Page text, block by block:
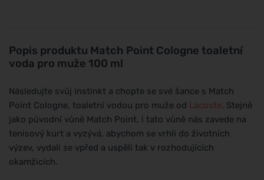
Popis produktu Match Point Cologne toaletní
voda pro muže 100 ml
Následujte svůj instinkt a chopte se své šance s Match
Point Cologne, toaletní vodou pro muže od Lacoste. Stejně
jako původní vůně Match Point, i tato vůně nás zavede na
tenisový kurt a vyzývá, abychom se vrhli do životních
výzev, vydali se vpřed a uspěli tak v rozhodujících
okamžicích.